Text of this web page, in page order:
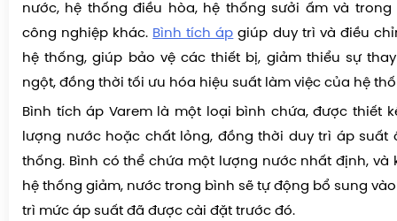
nước, hệ thống điều hòa, hệ thống sưởi ấm và
công nghiệp khác. Bình tích áp giúp duy trì và điều
hệ thống, giúp bảo vệ các thiết bị, giảm thiểu sự
ngột, đồng thời tối ưu hóa hiệu suất làm việc của hệ
Bình tích áp Varem là một loại bình chứa, được thiết
lượng nước hoặc chất lỏng, đồng thời duy trì áp suất
thống. Bình có thể chứa một lượng nước nhất định, và
hệ thống giảm, nước trong bình sẽ tự động bổ sung
trì mức áp suất đã được cài đặt trước đó.